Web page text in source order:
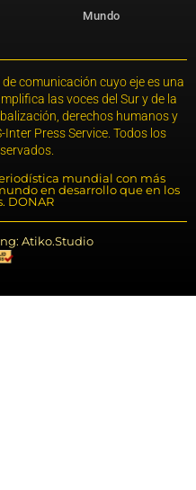
Mundo
comunicación cuyo eje es una
las voces del Sur y de la
derechos humanos y
Press Service. Todos los
mundial con más
en desarrollo que en los
DONAR
Atiko.Studio